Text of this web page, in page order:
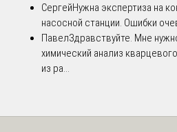
СергейНужна экспертиза на
насосной станции. Ошибки
ПавелЗдравствуйте. Мне
химический анализ
из ра...